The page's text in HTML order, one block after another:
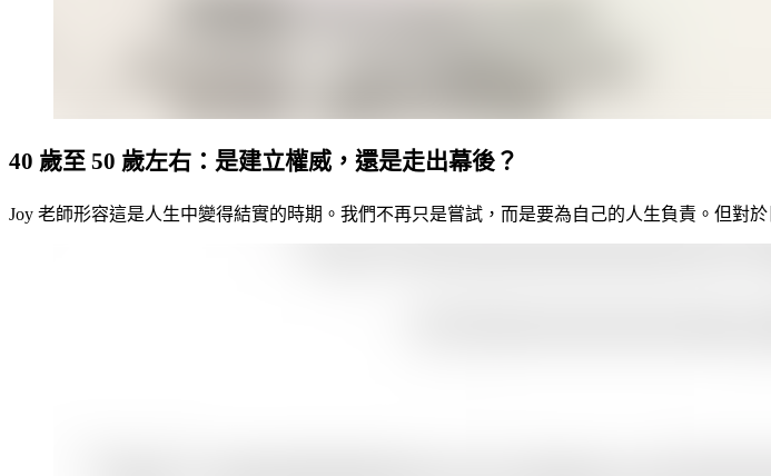
40 歲至 50 歲左右：是建立權威，還是走出幕後？
Joy 老師形容這是人生中變得結實的時期。我們不再只是嘗試，而是要為自己的人生負責。但對